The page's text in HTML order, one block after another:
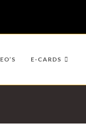
E-CARDS